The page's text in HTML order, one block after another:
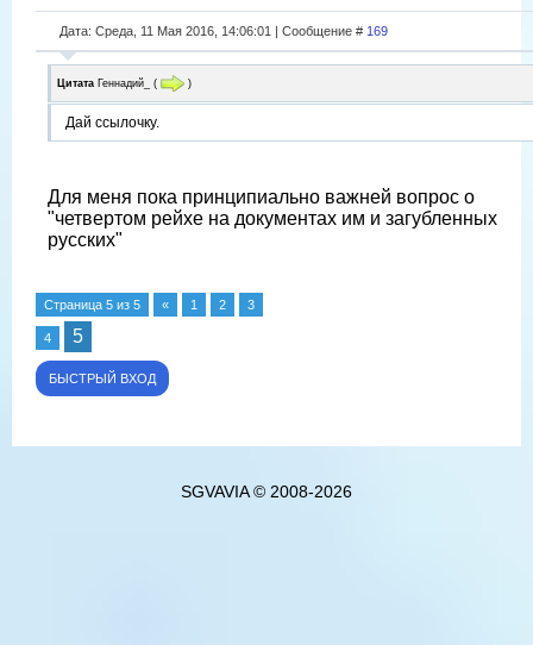
Дата: Среда, 11 Мая 2016, 14:06:01 | Сообщение # 169
Цитата Геннадий_ ( )
Дай ссылочку.
Для меня пока принципиально важней вопрос о
"четвертом рейхе на документах им и загубленных
русских"
Страница 5 из 5 « 1 2 3
4 5
SGVAVIA © 2008-2026